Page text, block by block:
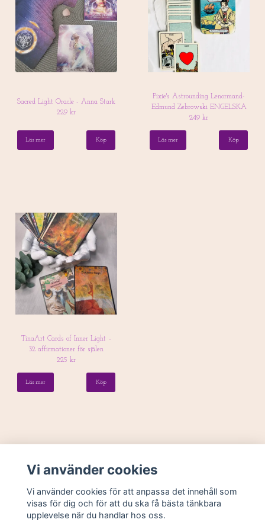
Sacred Light Oracle - Anna Stark
229 kr
Läs mer
Pixie's Astrounding Lenormand-
Edmund Zebrowski ENGELSKA
249 kr
Läs mer
TinaArt Cards of Inner Light –
32 affirmationer för själen
225 kr
Läs mer
Vi använder cookies
Vi använder cookies för att anpassa det innehåll som
visas för dig och för att du ska få bästa tänkbara
upplevelse när du handlar hos oss.